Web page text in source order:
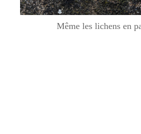
Même les lichens en